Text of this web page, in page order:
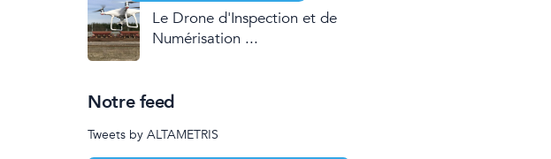
Le Drone d'Inspection et de
Numérisation ...
Notre feed
Tweets by ALTAMETRIS